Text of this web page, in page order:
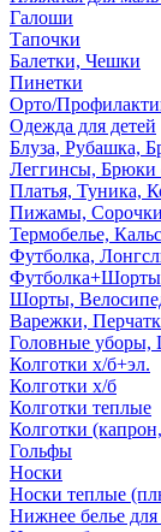
Галоши
Тапочки
Балетки, Чешки
Пинетки
Орто/
Одежда для детей
Блуза, Рубашка,
Леггинсы, Брюки
Платья, Туника,
Пижамы, Сорочки
Термобелье,
Футболка,
Футболка+Шорты
Шорты,
Варежки,
Головные
Колготки х/б+эл.
Колготки х/б
Колготки теплые
Колготки
Гольфы
Носки
Носки теплые
Нижнее белье для